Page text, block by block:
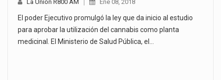
La Unión R800 AM Ene 08, 2018
El poder Ejecutivo promulgó la ley que da inicio al estudio
para aprobar la utilización del cannabis como planta
medicinal. El Ministerio de Salud Pública, el…